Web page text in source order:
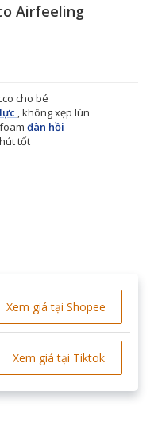
Airfeeling
cho bé
, không xẹp lún
đàn hồi
tốt
Xem giá tại Shopee
Xem giá tại Tiktok